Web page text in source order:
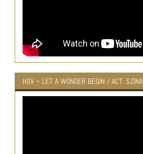
HSV – LET A WONDER BEGIN / ACT: SZINA